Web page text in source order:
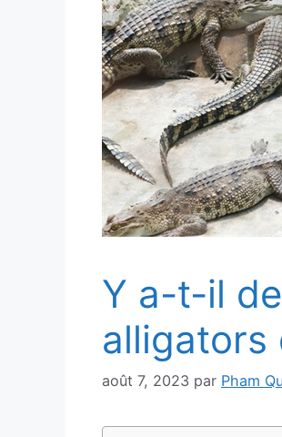
Y a-t-il
alligators
août 7, 2023 par Pham